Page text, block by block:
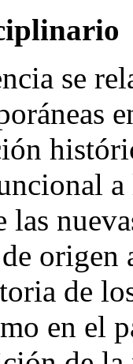
se
origen
de
en el